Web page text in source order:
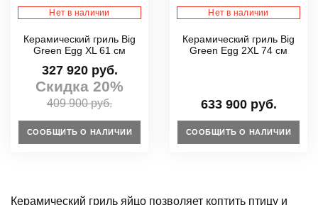
Нет в наличии
Керамический гриль Big
Green Egg XL 61 см
327 920 руб.
Скидка 20%
409 900 руб.
СООБЩИТЬ О НАЛИЧИИ
Нет в наличии
Керамический гриль Big
Green Egg 2XL 74 см
633 900 руб.
СООБЩИТЬ О НАЛИЧИИ
Керамический гриль яйцо позволяет коптить птицу и